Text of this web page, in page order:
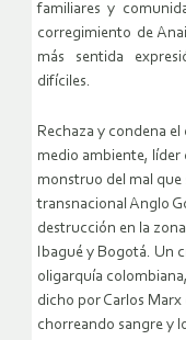
familiares y
corregimiento de
más sentida
difíciles.
Rechaza y condena
medio ambiente, líder
monstruo del mal que
transnacional Anglo
destrucción en la
Ibagué y Bogotá. Un
oligarquía
dicho por Carlos
chorreando sangre y